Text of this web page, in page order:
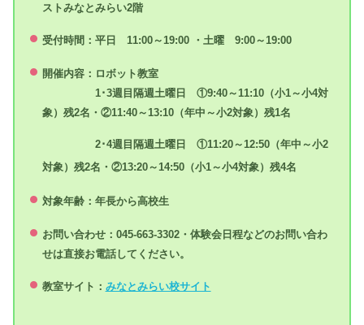
ストみなとみらい2階
受付時間：平日 11:00～19:00 ・土曜 9:00～19:00
開催内容：ロボット教室
1･3週目隔週土曜日 ①9:40～11:10（小1～小4対
象）残2名・②11:40～13:10（年中～小2対象）残1名
2･4週目隔週土曜日 ①11:20～12:50（年中～小2
対象）残2名・②13:20～14:50（小1～小4対象）残4名
対象年齢：年長から高校生
お問い合わせ：045-663-3302・体験会日程などのお問い合わ
せは直接お電話してください。
教室サイト： みなとみらい校サイト